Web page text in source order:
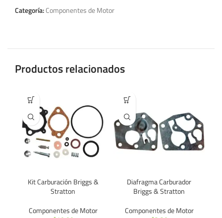
Categoría:Componentes de Motor
Productos relacionados
Kit Carburación Briggs &
Stratton
Componentes de Motor
Diafragma Carburador
Briggs & Stratton
Componentes de Motor